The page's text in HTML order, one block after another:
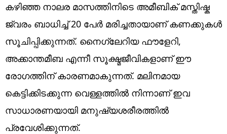
Technology
Religion
Web Story
Photo
Short Videos
കഴിഞ്ഞ നാലര മാസത്തിനിടെ അമീബിക് മസ്തിഷ്ക
ജ്വരം ബാധിച്ച് 20 പേർ മരിച്ചതായാണ് കണക്കുകൾ
സൂചിപ്പിക്കുന്നത്. നൈഗ്ലേറിയ ഫൗളേറി,
അക്കാന്തമീബ എന്നീ സൂക്ഷ്മജീവികളാണ് ഈ
രോഗത്തിന് കാരണമാകുന്നത്. മലിനമായ
കെട്ടിക്കിടക്കുന്ന വെള്ളത്തിൽ നിന്നാണ് ഇവ
സാധാരണയായി മനുഷ്യശരീരത്തിൽ
പ്രവേശിക്കുന്നത്.